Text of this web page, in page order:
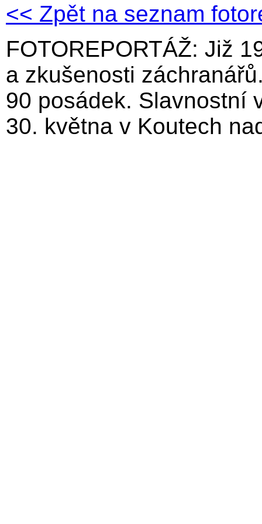
<< Zpět na seznam
FOTOREPORTÁŽ: Již
a zkušenosti
90 posádek. Slavnostní
30. května v Koutech